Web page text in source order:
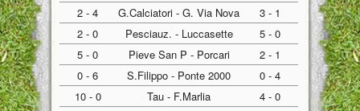
2 - 4
G.Calciatori - G. Via Nova
3 - 1
2 - 0
Pesciauz. - Luccasette
5 - 0
5 - 0
Pieve San P - Porcari
2 - 1
0 - 6
S.Filippo - Ponte 2000
0 - 4
10 - 0
Tau - F.Marlia 4 - 0